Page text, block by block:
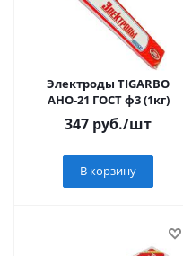
Электроды TIGARBO
АНО-21 ГОСТ ф3 (1кг)
347 руб./шт
В корзину